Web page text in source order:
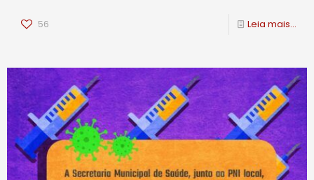
56 Leia mais...